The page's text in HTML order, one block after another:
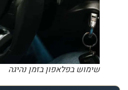
שימוש בפלאפון בזמן נהיגה